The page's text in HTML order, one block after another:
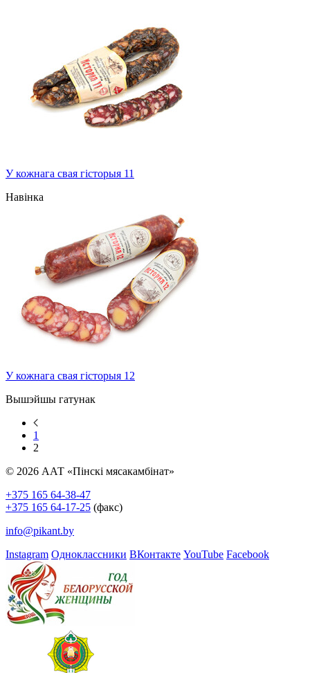
У кожнага свая гісторыя 11
Навінка
У кожнага свая гісторыя 12
Вышэйшы гатунак
1
2
© 2026 ААТ «Пінскі мясакамбінат»
+375 165 64-38-47
+375 165 64-17-25 (факс)
info@pikant.by
Instagram Одноклассники ВКонтакте YouTube Facebook